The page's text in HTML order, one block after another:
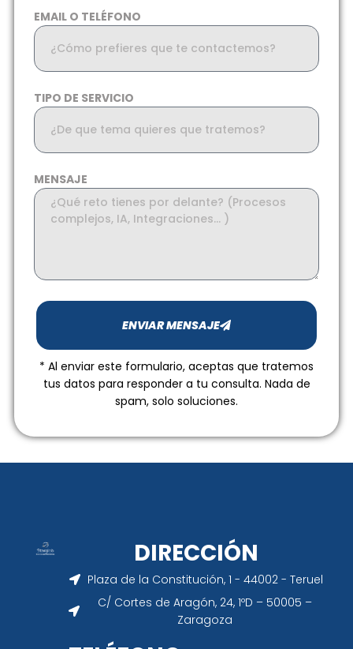
EMAIL O TELÉFONO
TIPO DE SERVICIO
MENSAJE
ENVIAR MENSAJE
* Al enviar este formulario, aceptas que tratemos
tus datos para responder a tu consulta. Nada de
spam, solo soluciones.
DIRECCIÓN
Plaza de la Constitución, 1 - 44002 - Teruel
C/ Cortes de Aragón, 24, 1ºD – 50005 –
Zaragoza